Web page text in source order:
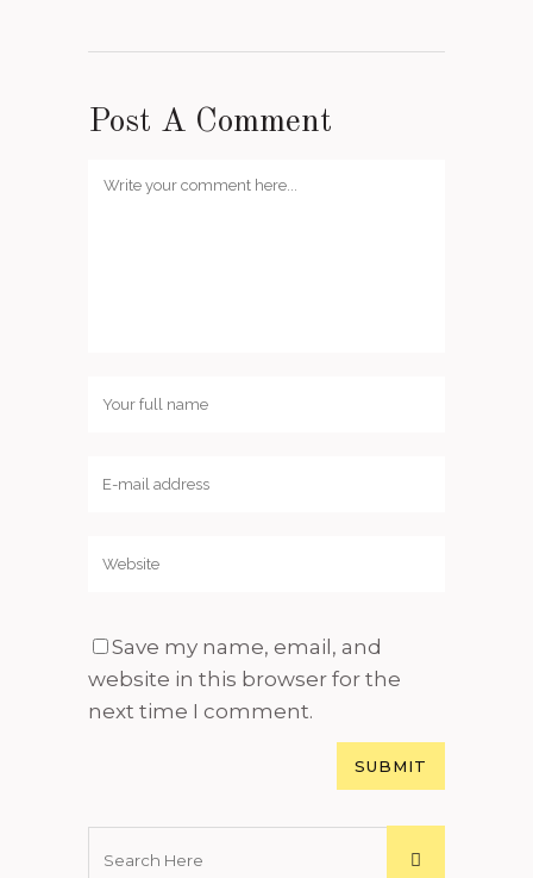
Post A Comment
Save my name, email, and
website in this browser for the
next time I comment.